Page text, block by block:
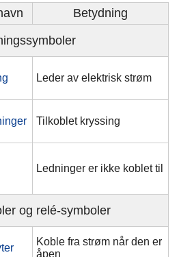
Betydning
Leder av elektrisk strøm
Tilkoblet kryssing
Ledninger er ikke koblet til
og relé-symboler
Koble fra strøm når den er
åpen